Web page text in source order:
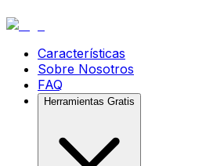
Características
Sobre Nosotros
FAQ
Herramientas Gratis